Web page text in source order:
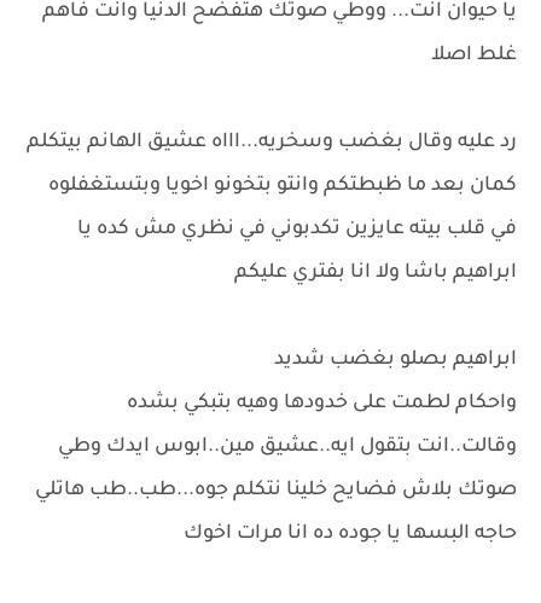
يا حيوان انت... ووطي صوتك هتفضح الدنيا وانت فاهم
غلط اصلا
رد عليه وقال بغضب وسخريه...اااه عشيق الهانم بيتكلم
كمان بعد ما ظبطتكم وانتو بتخونو اخويا وبتستغفلوه
في قلب بيته عايزين تكدبوني في نظري مش كده يا
ابراهيم باشا ولا انا بفتري عليكم
ابراهيم بصلو بغضب شديد
واحكام لطمت على خدودها وهيه بتبكي بشده
وقالت..انت بتقول ايه..عشيق مين..ابوس ايدك وطي
صوتك بلاش فضايح خلينا نتكلم جوه...طب..طب هاتلي
حاجه البسها يا جوده ده انا مرات اخوك